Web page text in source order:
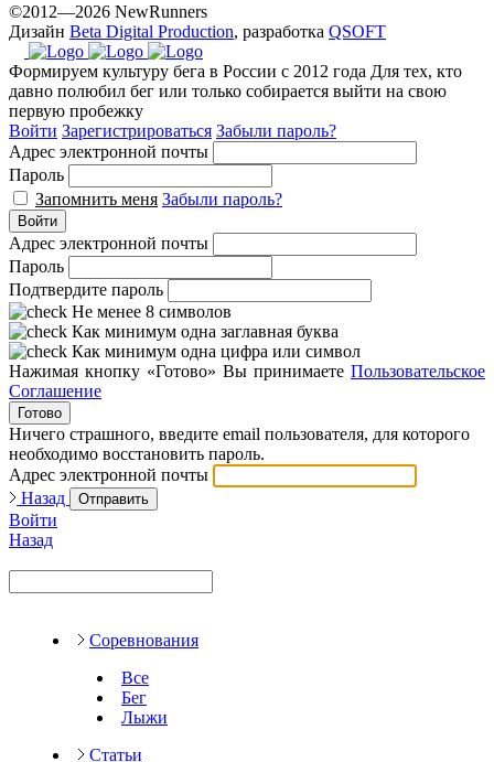
©2012—2026 NewRunners
Дизайн Beta Digital Production, разработка QSOFT
Формируем культуру бега в России с 2012 года Для тех, кто
давно полюбил бег или только собирается выйти на свою
первую пробежку
Войти Зарегистрироваться Забыли пароль?
Адрес электронной почты
Пароль
Запомнить меня Забыли пароль?
Войти
Адрес электронной почты
Пароль
Подтвердите пароль
Не менее 8 символов
Как минимум одна заглавная буква
Как минимум одна цифра или символ
Нажимая кнопку «Готово» Вы принимаете Пользовательское
Соглашение
Готово
Ничего страшного, введите email пользователя, для которого
необходимо восстановить пароль.
Адрес электронной почты
Назад
Отправить
Войти
Назад
Соревнования
Все
Бег
Лыжи
Статьи